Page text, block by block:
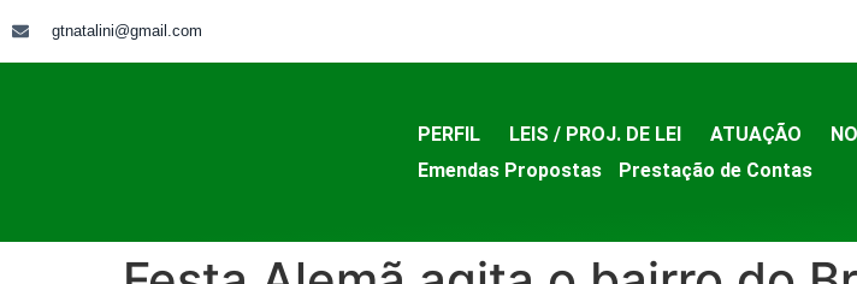
gtnatalini@gmail.com
PERFIL LEIS / PROJ. DE LEI ATUAÇÃO
Emendas Propostas
Prestação de Contas